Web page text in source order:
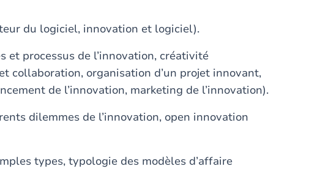
du logiciel, innovation et logiciel).
et processus de l’innovation, créativité
collaboration, organisation d’un projet innovant,
de l’innovation, marketing de l’innovation).
dilemmes de l’innovation, open innovation
types, typologie des modèles d’affaire